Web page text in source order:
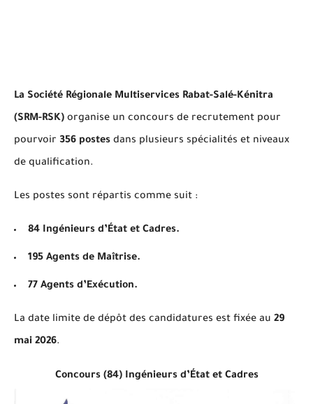
La Société Régionale Multiservices Rabat-Salé-Kénitra
(SRM-RSK) organise un concours de recrutement pour
pourvoir 356 postes dans plusieurs spécialités et niveaux
de qualification.
Les postes sont répartis comme suit :
84 Ingénieurs d’État et Cadres.
195 Agents de Maîtrise.
77 Agents d’Exécution.
La date limite de dépôt des candidatures est fixée au 29
mai 2026.
Concours (84) Ingénieurs d’État et Cadres